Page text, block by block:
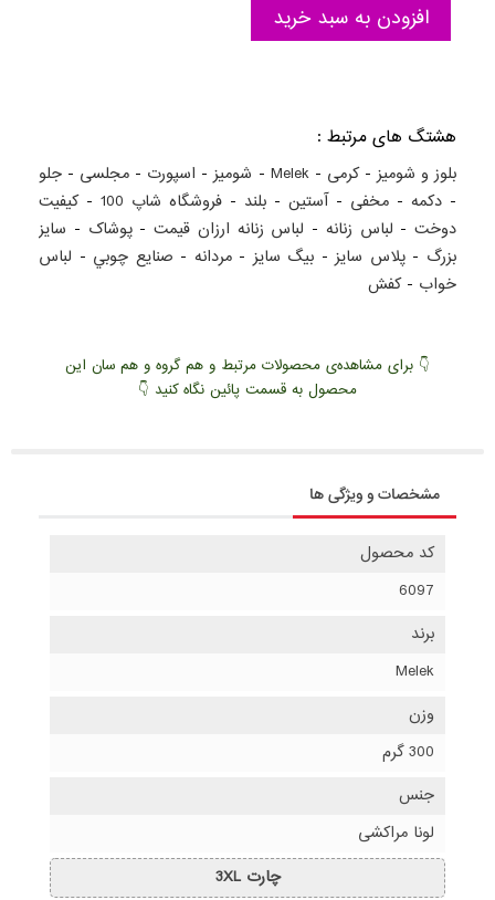
افزودن به سبد خرید
هشتگ های مرتبط :
بلوز و شومیز -کرمی -
Melek
- شومیز- اسپورت - مجلسی - جلو
- دکمه - مخفی -آستین - بلند - فروشگاه شاپ 100 -کيفيت
دوخت - لباس زنانه - لباس زنانه ارزان قيمت -پوشاک - سايز
بزرگ -پلاس سايز- بيگ سايز -مردانه - صنايع چوبي - لباس
خواب -کفش
👇 برای مشاهده‌ی محصولات مرتبط و هم گروه و هم سان این
محصول به قسمت پائین نگاه کنید 👇
مشخصات و ویژگی ها
کد محصول
6097
برند
Melek
وزن
300 گرم
جنس
لونا مراکشی
چارت 3XL